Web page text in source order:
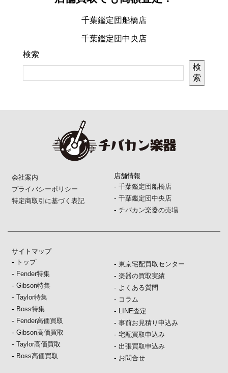
千葉鑑定団船橋店
千葉鑑定団中央店
検索
検
索
会社案内
プライバシーポリシー
特定商取引に基づく表記
店舗情報
- 千葉鑑定団船橋店
- 千葉鑑定団中央店
- チバカン楽器の売場
サイトマップ
- トップ
- Fender特集
-Gibson特集
-Taylor特集
- Boss特集
- Fender高価買取
-Gibson高価買取
-Taylor高価買取
- Boss高価買取
- 東京宅配買取センター
- 楽器の買取実績
- よくある質問
- コラム
- LINE査定
- 事前お見積り申込み
- 宅配買取申込み
- 出張買取申込み
- お問合せ